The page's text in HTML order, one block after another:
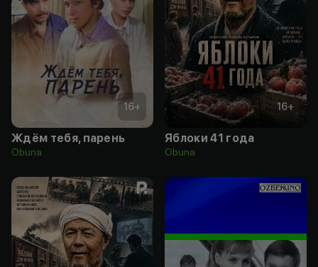
16+
Ждём тебя, парень
Obuna
16+
Яблоки 41 года
Obuna